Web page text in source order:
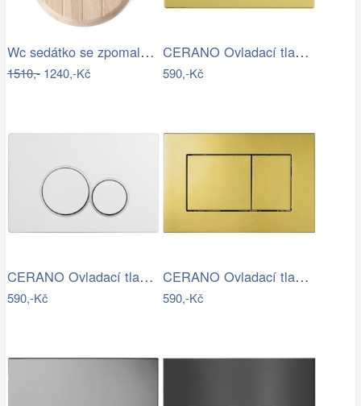
Wc sedátko se zpomalovacím mechanismem…
1510,-1240,-Kč
CERANO Ovladací tlačítko WC modulů Lite…
590,-Kč
CERANO Ovladací tlačítko WC modulů Lite…
590,-Kč
CERANO Ovladací tlačítko WC modulů Lite…
590,-Kč